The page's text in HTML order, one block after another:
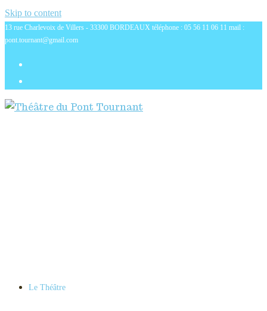
Skip to content
13 rue Charlevoix de Villers - 33300 BORDEAUX téléphone : 05 56 11 06 11 mail :
pont.tournant@gmail.com
Le Théâtre